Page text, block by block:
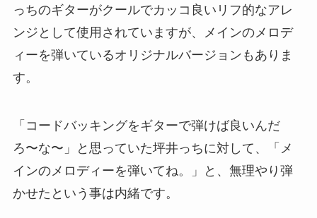
っちのギターがクールでカッコ良いリフ的なアレ
ンジとして使用されていますが、メインのメロデ
ィーを弾いているオリジナルバージョンもありま
す。
「コードバッキングをギターで弾けば良いんだ
ろ〜な〜」と思っていた坪井っちに対して、「メ
インのメロディーを弾いてね。」と、無理やり弾
かせたという事は内緒です。